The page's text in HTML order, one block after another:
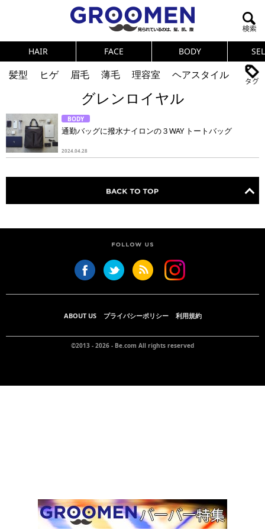
HAIR FACE BODY
髪型 ヒゲ 眉毛 薄毛 理容室
ヘアスタイル
体臭 ニオイ
連載
メンズコスメ
NEWS PICK UP 筋肉
女の本音
テストステロン
健康
スキンケア 食事
調査結果
トレーニング
好印象な男
頭皮ケア
ダイエット
理容室
グレンロイヤル
BODY
通勤バッグに撥水ナイロンの３WAY トートバッグ
2024.04.28
ABOUT US プライバシーポリシー 利用規約
©2013 - 2026 - Be.com All rights reserved